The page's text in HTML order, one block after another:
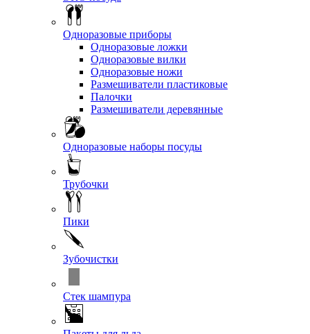
Одноразовые приборы
Одноразовые ложки
Одноразовые вилки
Одноразовые ножи
Размешиватели пластиковые
Палочки
Размешиватели деревянные
Одноразовые наборы посуды
Трубочки
Пики
Зубочистки
Стек шампура